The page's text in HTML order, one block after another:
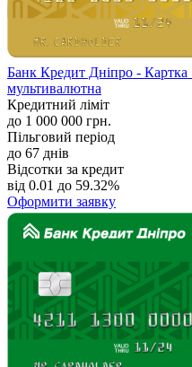
Банк Кредит Дніпро - Картка
мультивалютна
Кредитний ліміт
до 1 000 000 грн.
Пільговий період
до 67 днів
Відсотки за кредит
від 0.01 до 59.32%
Оформити заявку